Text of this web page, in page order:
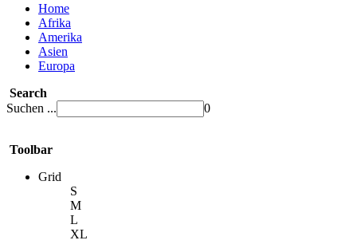
Home
Afrika
Amerika
Asien
Europa
Search
Suchen ...
0
Toolbar
Grid
S
M
L
XL